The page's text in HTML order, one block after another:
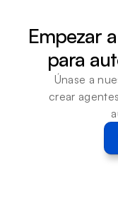
Empezar
para
Únase a
crear